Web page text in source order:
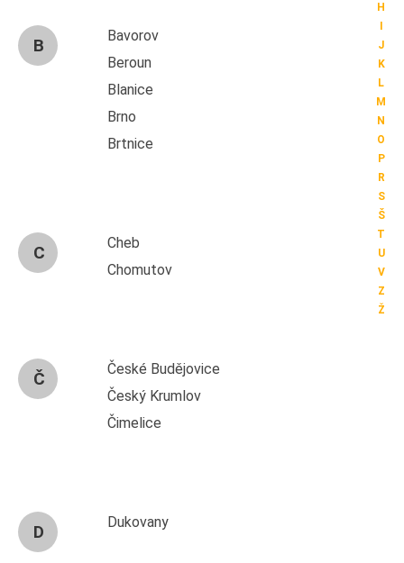
H
J
K
L
M
N
O
P
R
S
Š
T
U
V
Z
Ž
B
Bavorov
Beroun
Blanice
Brno
Brtnice
C
Cheb
Chomutov
Č
České Budějovice
Český Krumlov
Čimelice
D
Dukovany